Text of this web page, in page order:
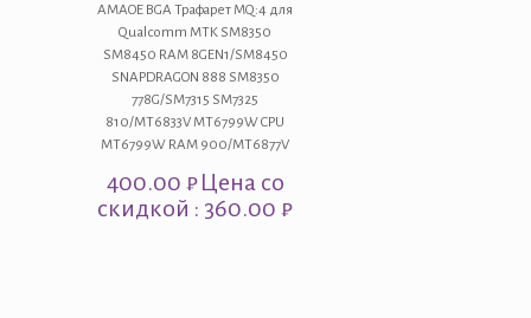
AMAOE BGA Трафарет MQ:4 для
Qualcomm MTK SM8350
SM8450 RAM 8GEN1/SM8450
SNAPDRAGON 888 SM8350
778G/SM7315 SM7325
810/MT6833V MT6799W CPU
MT6799W RAM 900/MT6877V
400.00 ₽Цена со
скидкой : 360.00 ₽